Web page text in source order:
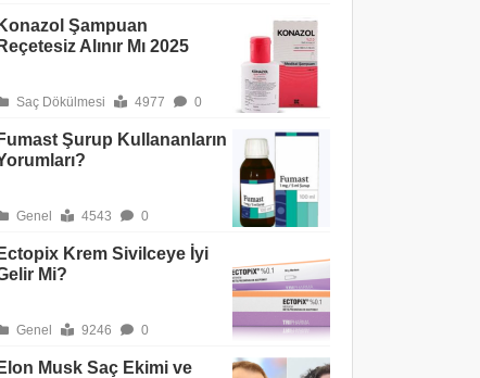
Konazol Şampuan
Reçetesiz Alınır Mı 2025
Saç Dökülmesi 4977 0
Fumast Şurup Kullananların
Genel 4543 0
Ectopix Krem Sivilceye İyi
Mi?
Genel 9246 0
Elon Musk Saç Ekimi ve